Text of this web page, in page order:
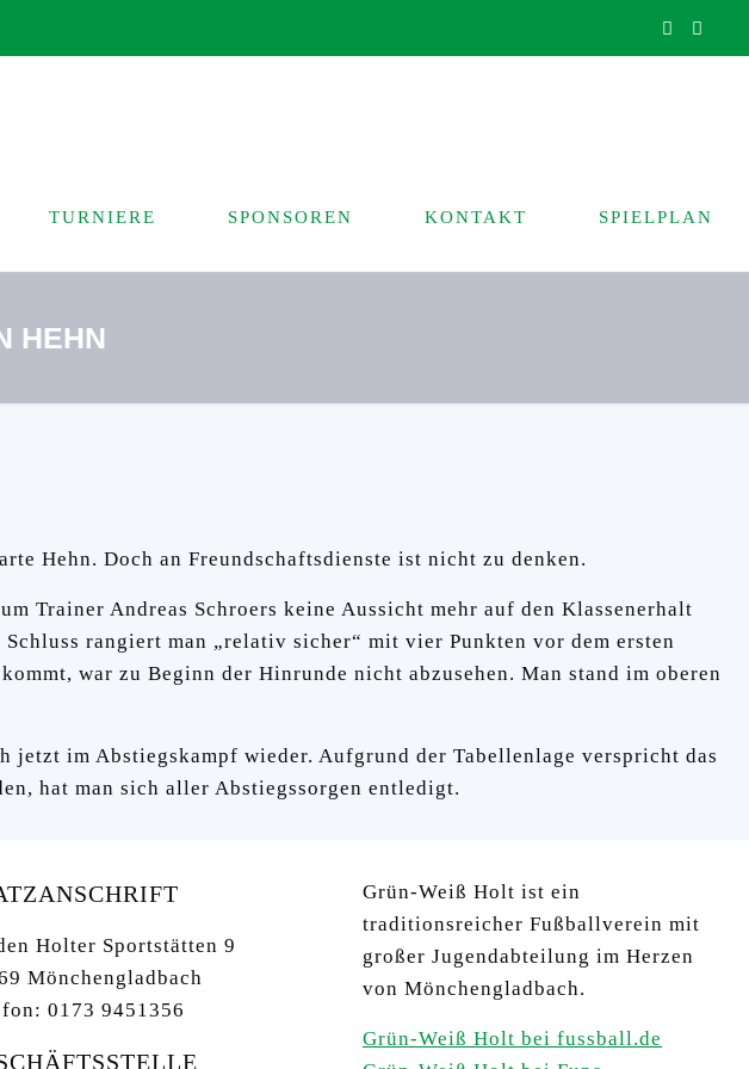
TURNIERE SPONSOREN KONTAKT SPIELPLAN
HEHN
Hehn. Doch an Freundschaftsdienste ist nicht zu denken.
Trainer Andreas Schroers keine Aussicht mehr auf den Klassenerhalt
rangiert man „relativ sicher“ mit vier Punkten vor dem ersten
war zu Beginn der Hinrunde nicht abzusehen. Man stand im oberen
jetzt im Abstiegskampf wieder. Aufgrund der Tabellenlage verspricht das
hat man sich aller Abstiegssorgen entledigt.
Holter Sportstätten 9
Mönchengladbach
0173 9451356
Grün-Weiß Holt ist ein
traditionsreicher Fußballverein mit
großer Jugendabteilung im Herzen
von Mönchengladbach.
Grün-Weiß Holt bei fussball.de